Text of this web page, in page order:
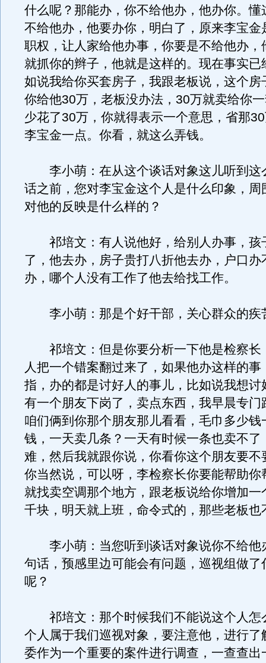
什么呢？那能办，你不给他办，他办你。懂
不给他办，他要办你，明白了，原来李宝金
职权，让人家给他办事，你要是不给他办，
就抓你的辫子，他就是这样的。现在事实已
如说我给你买套房子，我跟老板说，这个房
你给他30万，老板没办法，30万就卖给你
少花了30万，你就得表示一个意思，省那
李宝金一点。你看，就这么弄钱。
李小萌：在从这个谈话对象这儿听到这
话之前，您对李宝金这个人是什么印象，周
对他的反映是什么样的？
祁培文：有人说他好，给别人办事，孩
了，他去办，房子贵打八折他去办，户口办
办，哪个人没有工作了他去给找工作。
李小萌：那是个好干部，关心群众的疾
祁培文：但是你要分析一下他是检察长
人把一个错案翻过来了，如果他办这样的事
指，办的都是讨好人的事儿，比如说我想讨
有一个朋友下岗了，卖点东西，我早晨专门
咱们俩到你那个朋友那儿看看，毛巾多少钱
钱，一天卖几条？一天有时候一条也卖不了
难，然后我就跟你说，你看你这个朋友要不
你当然说，可以呀，李检察长你要能帮助你
就找卖空调那个地方，跟老板说给你增加一
千块，明天就上班，命令式的，那些老板也
李小萌：当您听到谈话对象说你不给他
句话，预感里边可能会有问题，巡视组做了
呢？
祁培文：那个时候我们不能说这个人怎
个人属于我们巡视对象，要注意他，进行了
委作为一个重要的案件进行调查，一查查出